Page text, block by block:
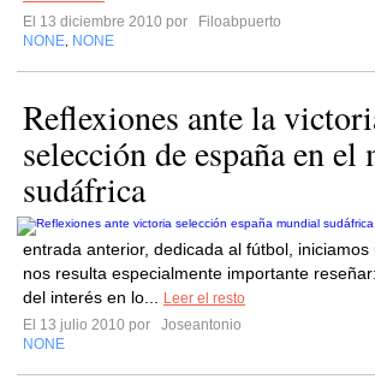
El 13 diciembre 2010 por
Filoabpuerto
NONE NONE
Reflexiones ante la
selección de españa en
sudáfrica
entrada anterior, dedicada al fútbol,
nos resulta especialmente importante
del interés en lo...
Leer el resto
El 13 julio 2010 por
Joseantonio
NONE